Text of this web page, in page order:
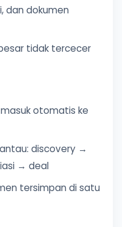
dan dokumen
tidak tercecer
otomatis ke
discovery →
→ deal
tersimpan di satu